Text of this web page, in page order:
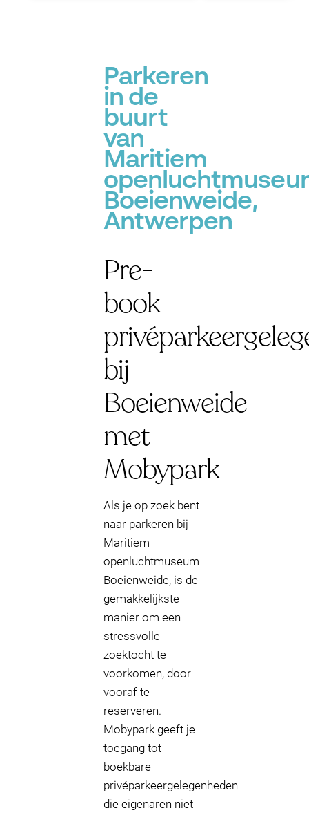
Parkeren
in de
buurt
van
Maritiem
Boeienweide,
Antwerpen
Pre-
book
bij
Boeienweide
met
Mobypark
Als je op zoek bent
naar parkeren bij
Maritiem
openluchtmuseum
Boeienweide, is de
gemakkelijkste
manier om een
stressvolle
zoektocht te
voorkomen, door
vooraf te
reserveren.
Mobypark geeft je
toegang tot
boekbare
privéparkeergelegenheden
die eigenaren niet